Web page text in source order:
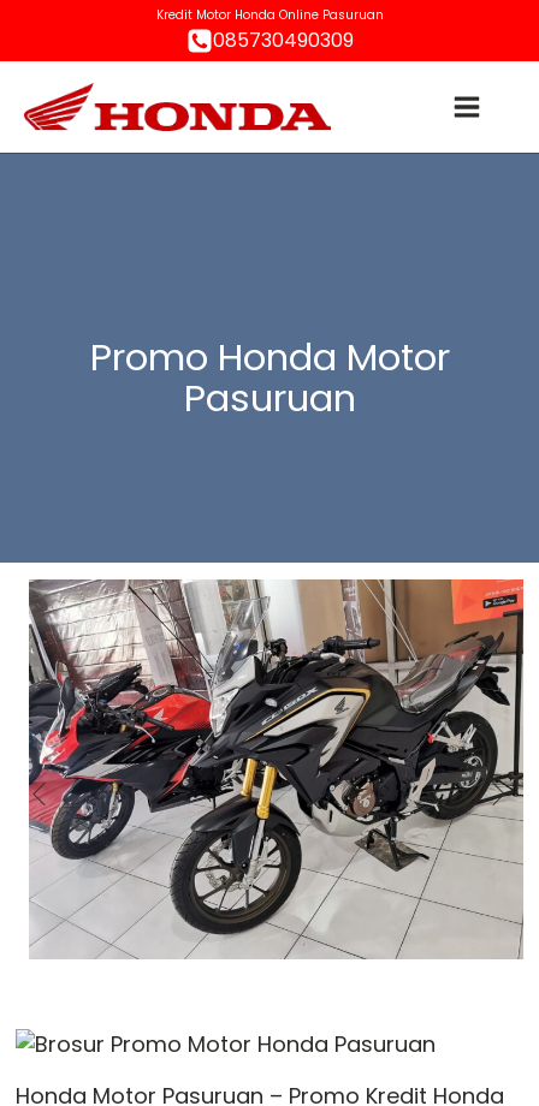
Kredit Motor Honda Online Pasuruan
085730490309
Promo Honda Motor
Pasuruan
Honda Motor Pasuruan – Promo Kredit Honda